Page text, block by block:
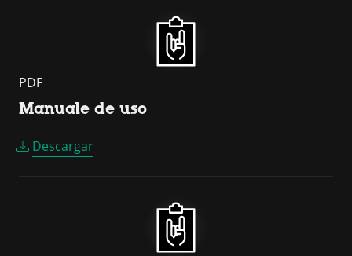
PDF
Manuale de uso
Descargar